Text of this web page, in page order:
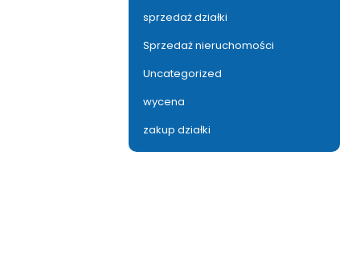
sprzedaż działki
Sprzedaż nieruchomości
Uncategorized
wycena
zakup działki